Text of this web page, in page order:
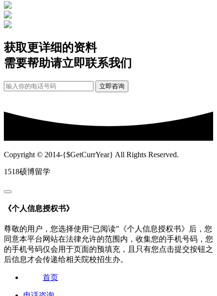
获取更详细的资料
需要帮助请立即联系我们
立即咨询
Copyright © 2014-{$GetCurrYear} All Rights Reserved.
1518硕博留学
《个人信息授权书》
尊敬的用户，您选择使用“已阅读”《个人信息授权书》后，您
同意本平台网站在法律允许的范围内，收集您的手机号码，您
的手机号码仅会用于页面的预填充，且只有您点击提交按钮之
后信息才会传递给相关院校招生办。
首页